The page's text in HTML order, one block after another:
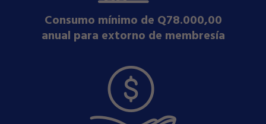
Consumo mínimo de Q78.000,00
anual para extorno de membresía